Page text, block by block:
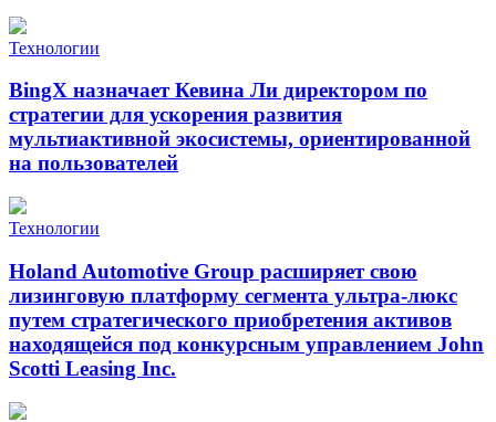
Технологии
BingX назначает Кевина Ли директором по
стратегии для ускорения развития
мультиактивной экосистемы, ориентированной
на пользователей
Технологии
Holand Automotive Group расширяет свою
лизинговую платформу сегмента ультра-люкс
путем стратегического приобретения активов
находящейся под конкурсным управлением John
Scotti Leasing Inc.